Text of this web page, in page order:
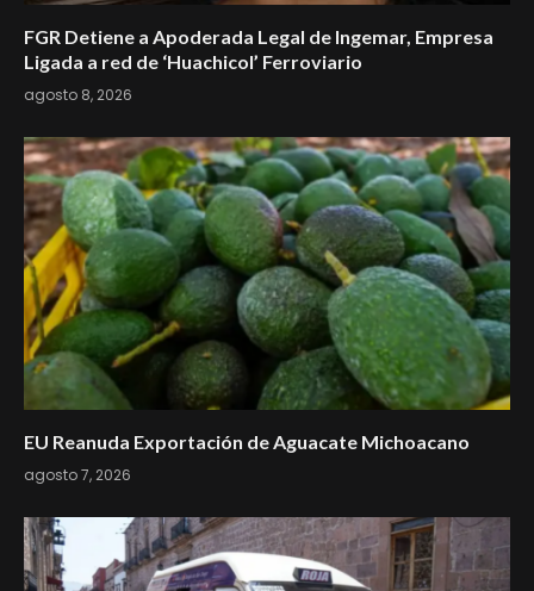
FGR Detiene a Apoderada Legal de Ingemar, Empresa
Ligada a red de ‘Huachicol’ Ferroviario
agosto 8, 2026
EU Reanuda Exportación de Aguacate Michoacano
agosto 7, 2026